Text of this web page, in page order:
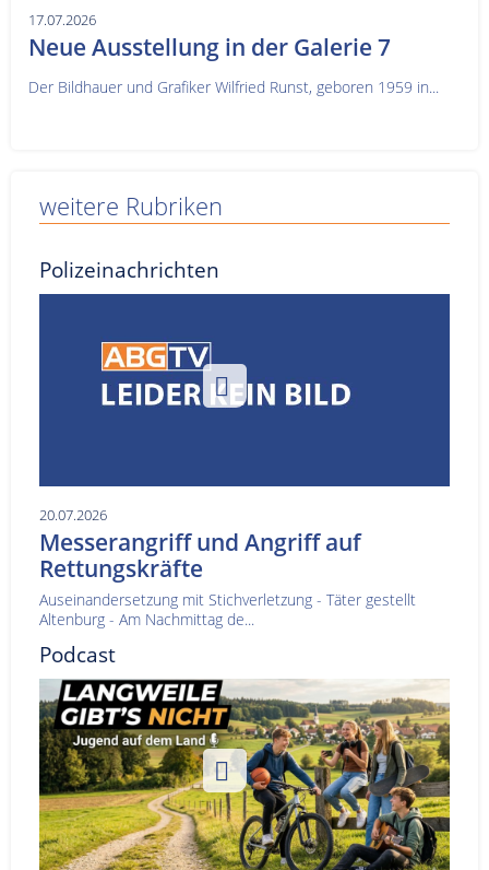
17.07.2026
Neue Ausstellung in der Galerie 7
Der Bildhauer und Grafiker Wilfried Runst, geboren 1959 in...
weitere Rubriken
Polizeinachrichten
20.07.2026
Messerangriff und Angriff auf
Rettungskräfte
Auseinandersetzung mit Stichverletzung - Täter gestellt
Altenburg - Am Nachmittag de...
Podcast